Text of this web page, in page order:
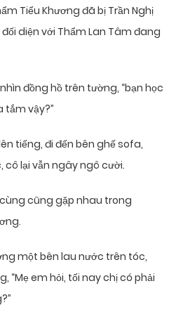
Tiểu Khương đã bị Trần Nghị
diện với Thẩm Lan Tâm đang
đồng hồ trên tường, “bạn học
vậy?”
tiếng, đi đến bên ghế sofa,
cô lại vẫn ngây ngô cười.
cũng gặp nhau trong
một bên lau nước trên tóc,
“Mẹ em hỏi, tối nay chị có phải